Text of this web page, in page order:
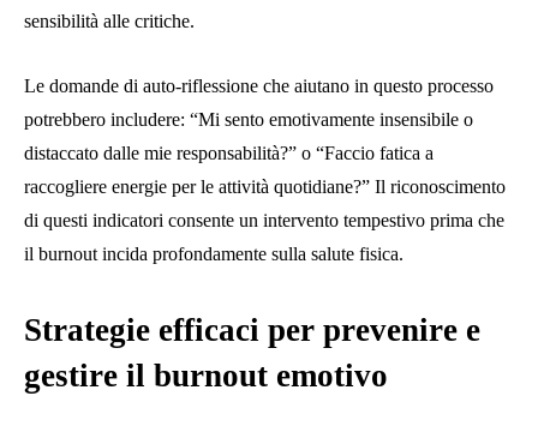
sensibilità alle critiche.
Le domande di auto-riflessione che aiutano in questo processo
potrebbero includere: “Mi sento emotivamente insensibile o
distaccato dalle mie responsabilità?” o “Faccio fatica a
raccogliere energie per le attività quotidiane?” Il riconoscimento
di questi indicatori consente un intervento tempestivo prima che
il burnout incida profondamente sulla salute fisica.
Strategie efficaci per prevenire e
gestire il burnout emotivo